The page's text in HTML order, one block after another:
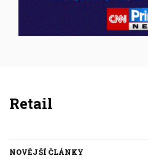
Retail
NOVĚJŠÍ ČLÁNKY